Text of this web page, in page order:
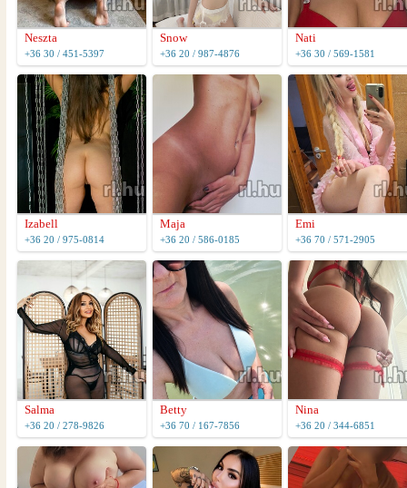
Neszta
+36 30 / 451-5397
Snow
+36 20 / 987-4876
Nati
+36 30 / 569-1581
Izabell
+36 20 / 975-0814
Maja
+36 20 / 586-0185
Emi
+36 70 / 571-2905
Salma
+36 20 / 278-9826
Betty
+36 70 / 167-7856
Nina
+36 20 / 344-6851